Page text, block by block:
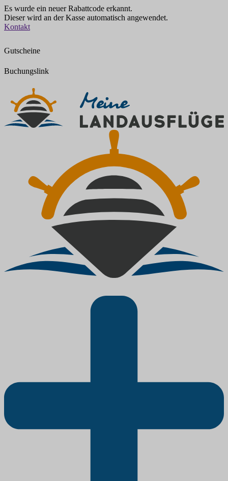
Es wurde ein neuer Rabattcode erkannt.
Dieser wird an der Kasse automatisch angewendet.
Zum
Kontakt
Gutscheine
Buchungslink